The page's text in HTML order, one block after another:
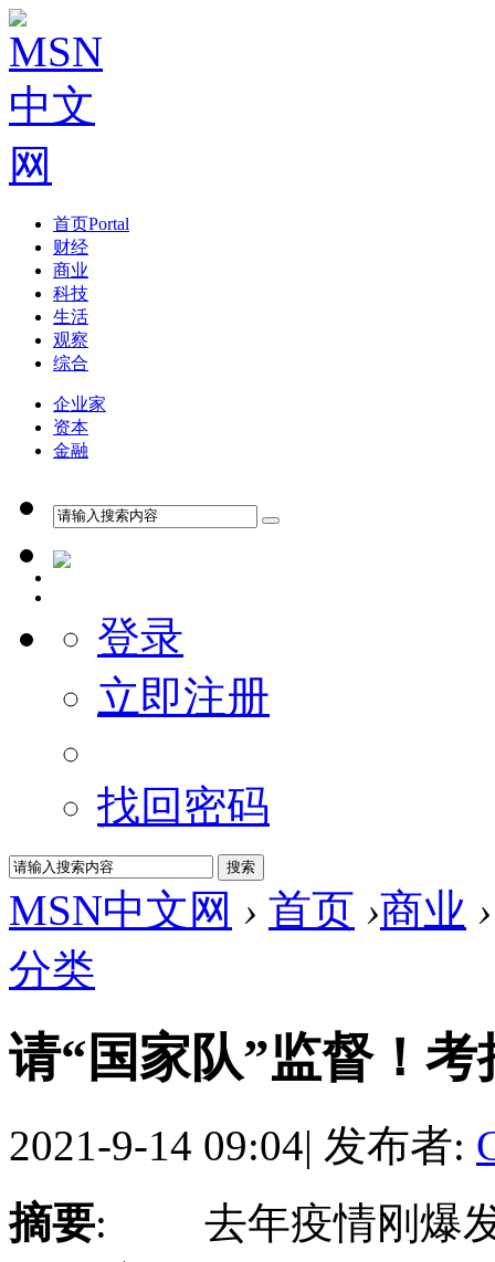
首页Portal
财经
商业
科技
生活
观察
综合
企业家
资本
金融
登录
立即注册
找回密码
MSN中文网 › 首页 ›商业 ›
分类
请“国家队”监督！
2021-9-14 09:04| 发布者:
摘要: 去年疫情刚爆